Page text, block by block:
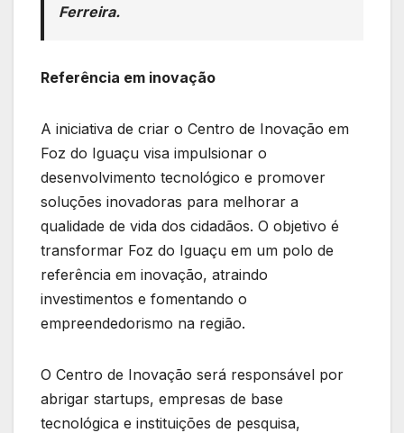
Ferreira.
Referência em inovação
A iniciativa de criar o Centro de Inovação em
Foz do Iguaçu visa impulsionar o
desenvolvimento tecnológico e promover
soluções inovadoras para melhorar a
qualidade de vida dos cidadãos. O objetivo é
transformar Foz do Iguaçu em um polo de
referência em inovação, atraindo
investimentos e fomentando o
empreendedorismo na região.
O Centro de Inovação será responsável por
abrigar startups, empresas de base
tecnológica e instituições de pesquisa,